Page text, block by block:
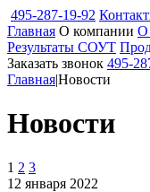
495-287-19-92
Главная О компании О
Результаты СОУТ
Заказать звонок 495-
Главная|Новости
Новости
1 2 3
12 января 2022